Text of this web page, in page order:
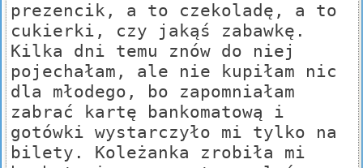
prezencik, a to czekoladę, a to
cukierki, czy jakąś zabawkę.
Kilka dni temu znów do niej
pojechałam, ale nie kupiłam nic
dla młodego, bo zapomniałam
zabrać kartę bankomatową i
gotówki wystarczyło mi tylko na
bilety. Koleżanka zrobiła mi